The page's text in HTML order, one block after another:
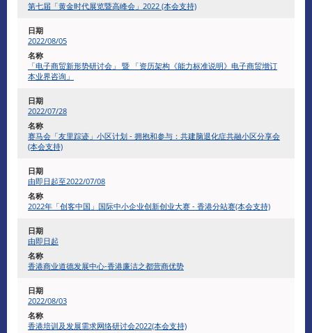
第七届「黄金时代展览暨高峰会」2022 (本会支持)
2022/08/05
「电子商贸新形势研讨会」 暨 「资历架构《能力标准说明》电子商贸增订
本业界咨询」
2022/07/28
赛马会「友里踪迹」小区计划 - 拥抱和参与：共建脑退化症共融小区分享会
(本会支持)
由即日起至2022/07/08
2022年「创客中国」国际中小企业创新创业大赛 - 香港分站赛(本会支持)
由即日起
香港商业道德发展中心-香港廉洁之都营商优势
2022/08/03
香港培训及发展需求网络研讨会2022(本会支持)